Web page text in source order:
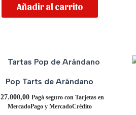
Añadir al carrito
Pop Tarts de Arándano
27.000,00 Pagá seguro con Tarjetas en
MercadoPago y MercadoCrédito